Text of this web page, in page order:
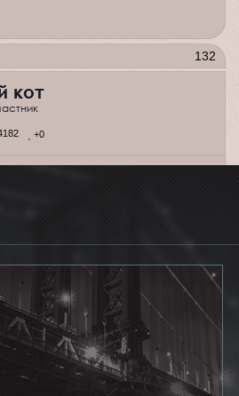
132
кот
+0